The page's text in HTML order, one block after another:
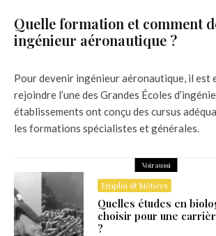
Quelle formation et comment
ingénieur aéronautique ?
Pour devenir ingénieur aéronautique, il est
rejoindre l’une des Grandes Écoles
établissements ont conçu des cursus
les formations spécialistes et générales.
Voir aussi
Emploi & Métiers
Quelles études en
choisir pour une
?